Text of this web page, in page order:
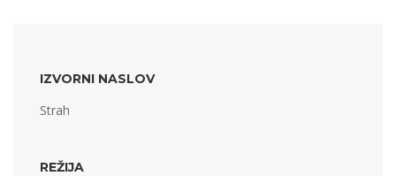
IZVORNI NASLOV
Strah
REŽIJA